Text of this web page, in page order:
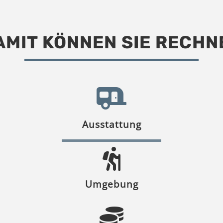
KÖNNEN SIE
Ausstattung
Umgebung